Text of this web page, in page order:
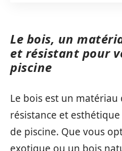
Le bois, un
et résistant pour
piscine
Le bois est un
résistance et
de piscine. Que vous
exotique ou un bois